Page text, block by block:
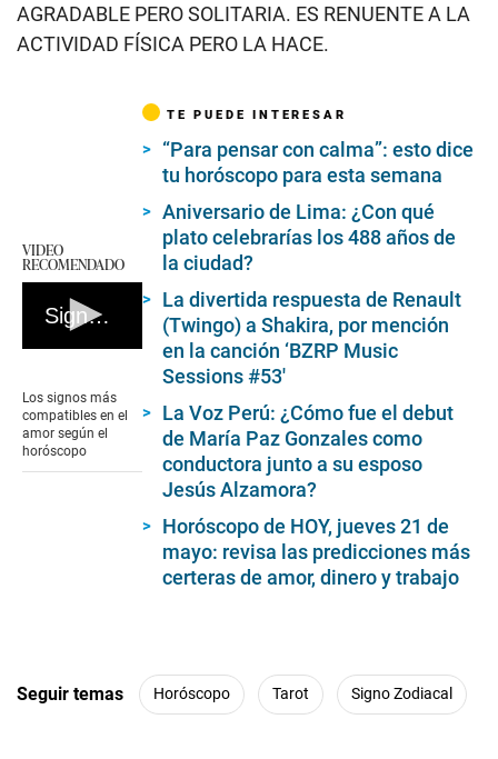
AGRADABLE PERO SOLITARIA. ES RENUENTE A LA
ACTIVIDAD FÍSICA PERO LA HACE.
VIDEO
RECOMENDADO
Signos compatibles en el amor
of
3
minutes,
0
Los signos más
compatibles en el
amor según el
horóscopo
TE PUEDE INTERESAR
“Para pensar con calma”: esto dice
tu horóscopo para esta semana
Aniversario de Lima: ¿Con qué
plato celebrarías los 488 años de
la ciudad?
La divertida respuesta de Renault
(Twingo) a Shakira, por mención
en la canción ‘BZRP Music
Sessions #53′
La Voz Perú: ¿Cómo fue el debut
de María Paz Gonzales como
conductora junto a su esposo
Jesús Alzamora?
Horóscopo de HOY, jueves 21 de
mayo: revisa las predicciones más
certeras de amor, dinero y trabajo
Seguir temas Horóscopo Tarot Signo Zodiacal